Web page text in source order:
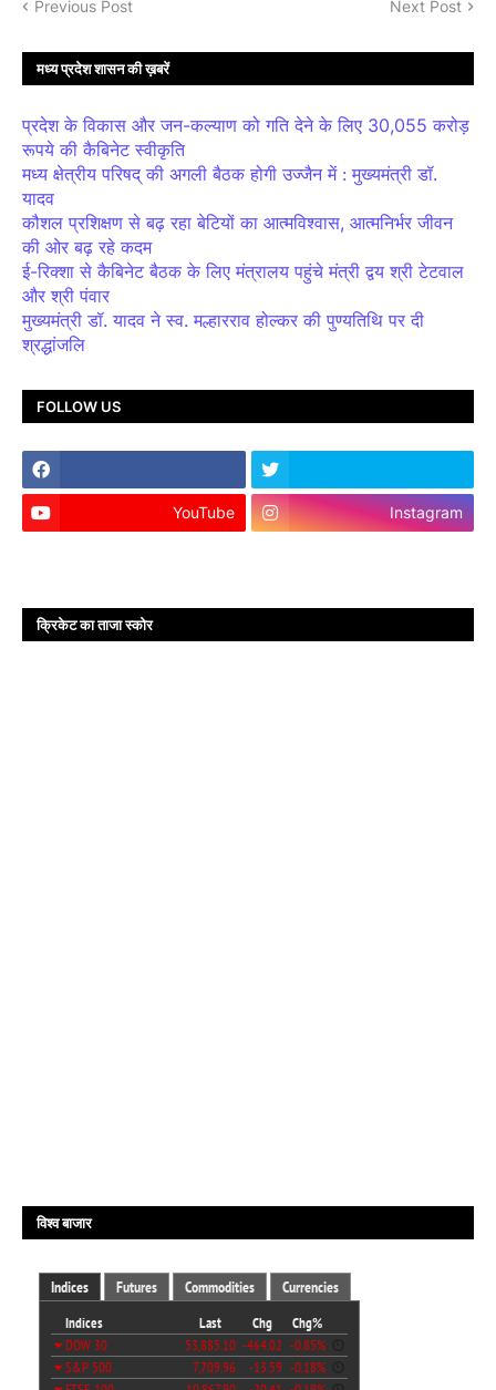
Previous Post Next Post
मध्य प्रदेश शासन की ख़बरें
प्रदेश के विकास और जन-कल्याण को गति देने के लिए 30,055 करोड़
रूपये की कैबिनेट स्वीकृति
मध्य क्षेत्रीय परिषद् की अगली बैठक होगी उज्जैन में : मुख्यमंत्री डॉ.
यादव
कौशल प्रशिक्षण से बढ़ रहा बेटियों का आत्मविश्वास, आत्मनिर्भर जीवन
की ओर बढ़ रहे कदम
ई-रिक्शा से कैबिनेट बैठक के लिए मंत्रालय पहुंचे मंत्री द्वय श्री टेटवाल
और श्री पंवार
मुख्यमंत्री डॉ. यादव ने स्व. मल्हारराव होल्कर की पुण्यतिथि पर दी
श्रद्धांजलि
FOLLOW US
YouTube Instagram
क्रिकेट का ताजा स्कोर
विश्व बाजार